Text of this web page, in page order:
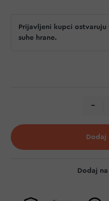
Prijavljeni kupci ostvaruju
suhe hrane.
Dodaj
Dodaj